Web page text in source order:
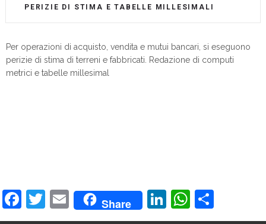
PERIZIE DI STIMA E TABELLE MILLESIMALI
Per operazioni di acquisto, vendita e mutui bancari, si eseguono
perizie di stima di terreni e fabbricati. Redazione di computi
metrici e tabelle millesimal
Facebook
Twitter
EmailShare LinkedIn